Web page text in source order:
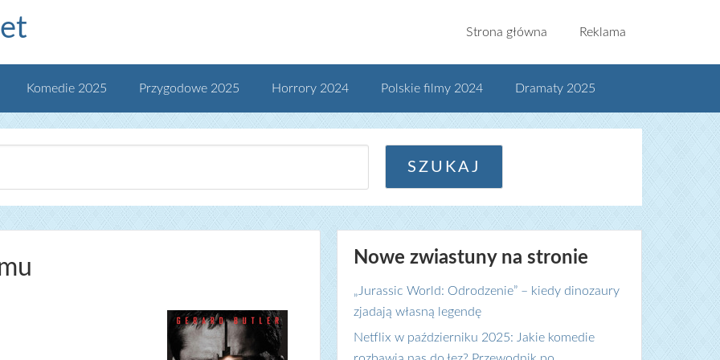
Strona główna Reklama
Komedie 2025 Przygodowe 2025 Horrory 2024 Polskie filmy 2024 Dramaty 2025
Nowe zwiastuny na stronie
„Jurassic World: Odrodzenie” – kiedy dinozaury
zjadają własną legendę
Netflix w październiku 2025: Jakie komedie